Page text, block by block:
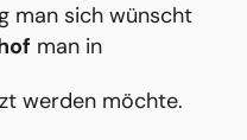
man sich wünscht
man in
werden möchte.